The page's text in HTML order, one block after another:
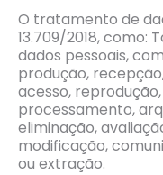
O tratamento de
13.709/2018, como:
dados pessoais,
produção,
acesso,
processamento,
eliminação,
modificação,
ou extração.